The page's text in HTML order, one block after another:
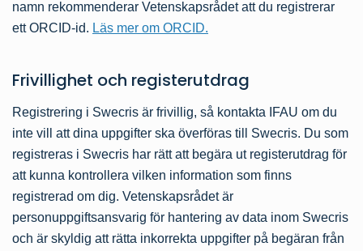
namn rekommenderar Vetenskapsrådet att du registrerar
ett ORCID-id. Läs mer om ORCID.
Frivillighet och registerutdrag
Registrering i Swecris är frivillig, så kontakta IFAU om du
inte vill att dina uppgifter ska överföras till Swecris. Du som
registreras i Swecris har rätt att begära ut registerutdrag för
att kunna kontrollera vilken information som finns
registrerad om dig. Vetenskapsrådet är
personuppgiftsansvarig för hantering av data inom Swecris
och är skyldig att rätta inkorrekta uppgifter på begäran från